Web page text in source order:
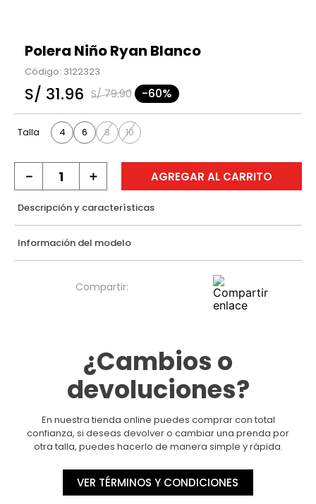
Polera Niño Ryan Blanco
Código: 3122323
S/ 31.96 S/ 79.90 -60%
Talla 4 6 8 10
＋
－ AGREGAR AL CARRITO
Descripción y características
Información del modelo
¿Cambios o
devoluciones?
En nuestra tienda online puedes comprar con total
confianza, si deseas devolver o cambiar una prenda por
otra talla, puedes hacerlo de manera simple y rápida.
VER TÉRMINOS Y CONDICIONES